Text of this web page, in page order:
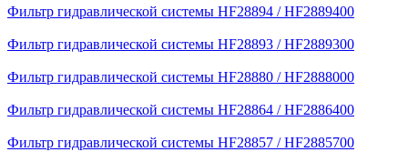
Фильтр гидравлической системы HF28894 / HF2889400
Фильтр гидравлической системы HF28893 / HF2889300
Фильтр гидравлической системы HF28880 / HF2888000
Фильтр гидравлической системы HF28864 / HF2886400
Фильтр гидравлической системы HF28857 / HF2885700